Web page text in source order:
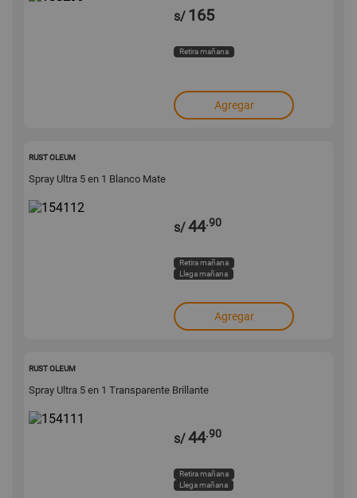
s/ 165
Retira mañana
Agregar
RUST OLEUM
Spray Ultra 5 en 1 Blanco Mate
s/44.90
Retira mañana
Llega mañana
Agregar
RUST OLEUM
Spray Ultra 5 en 1 Transparente Brillante
s/44.90
Retira mañana
Llega mañana